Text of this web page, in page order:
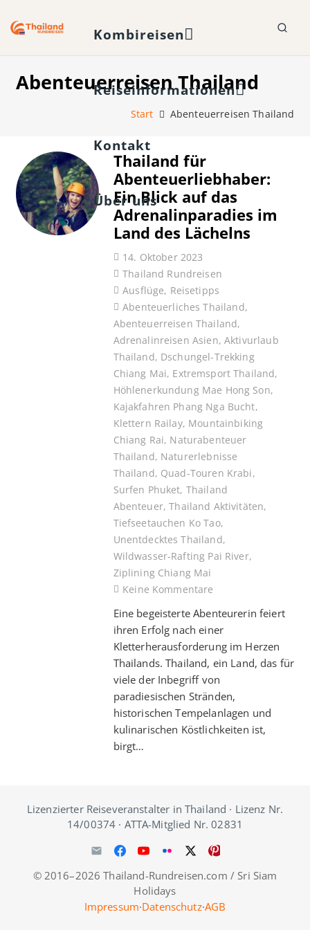
Kombireisen
Reiseinformationen
Kontakt
Über uns
Abenteuerreisen Thailand
Start Abenteuerreisen Thailand
Thailand für
Abenteuerliebhaber:
Ein Blick auf das
Adrenalinparadies im
Land des Lächelns
14. Oktober 2023
Thailand Rundreisen
Ausflüge, Reisetipps
Abenteuerliches Thailand,
Abenteuerreisen Thailand,
Adrenalinreisen Asien, Aktivurlaub
Thailand, Dschungel-Trekking
Chiang Mai, Extremsport Thailand,
Höhlenerkundung Mae Hong Son,
Kajakfahren Phang Nga Bucht,
Klettern Railay, Mountainbiking
Chiang Rai, Naturabenteuer
Thailand, Naturerlebnisse
Thailand, Quad-Touren Krabi,
Surfen Phuket, Thailand
Abenteuer,Thailand Aktivitäten,
Tiefseetauchen Ko Tao,
Unentdecktes Thailand,
Wildwasser-Rafting Pai River,
Ziplining Chiang Mai
Keine Kommentare
Eine begeisterte Abenteurerin feiert
ihren Erfolg nach einer
Kletterherausforderung im Herzen
Thailands. Thailand, ein Land, das für
viele der Inbegriff von
paradiesischen Stränden,
historischen Tempelanlagen und
kulinarischen Köstlichkeiten ist,
birgt…
Lizenzierter Reiseveranstalter in Thailand · Lizenz Nr.
14/00374 · ATTA-Mitglied Nr. 02831
© 2016–2026 Thailand-Rundreisen.com / Sri Siam
Holidays
Impressum·Datenschutz·AGB